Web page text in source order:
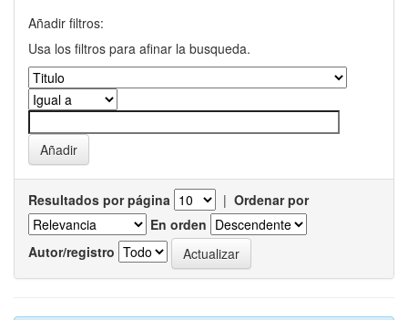
Añadir filtros:
Usa los filtros para afinar la busqueda.
Resultados por página | Ordenar por
En orden
Autor/registro